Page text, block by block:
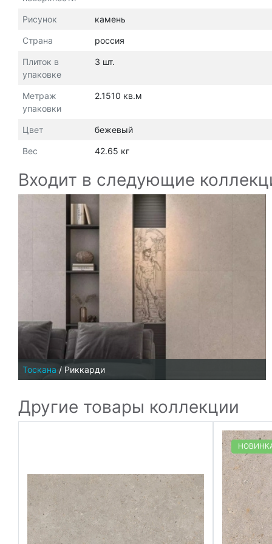
Рисунок камень
Страна россия
Плиток в
упаковке
3 шт.
Метраж
упаковки
2.1510 кв.м
Цвет бежевый
Вес 42.65 кг
Входит в следующие
Тоскана / Риккарди
Другие товары коллекции